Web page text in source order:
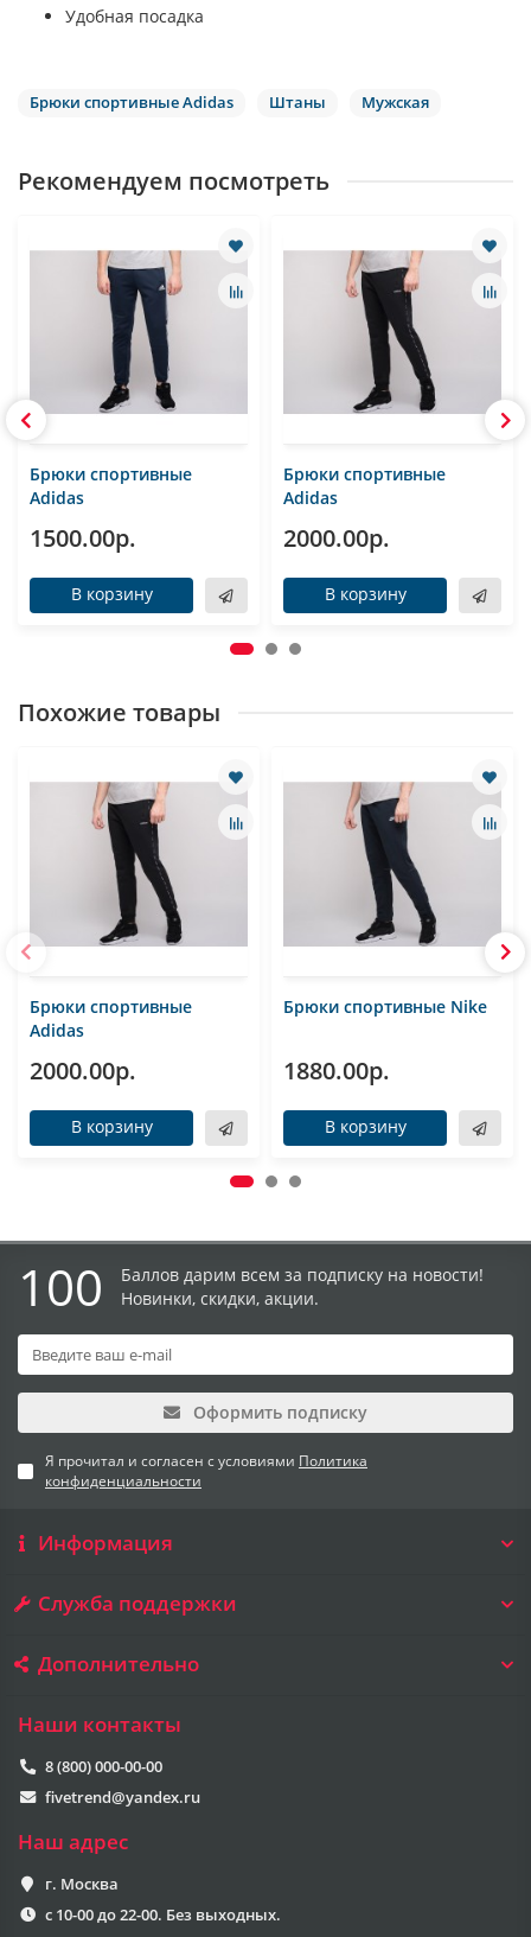
Удобная посадка
Брюки спортивные Adidas Штаны Мужская
Рекомендуем посмотреть
Брюки спортивные
Adidas
1500.00р.
В корзину
Брюки спортивные
Adidas
2000.00р.
В корзину
Похожие товары
Брюки спортивные
Adidas
2000.00р.
В корзину
Брюки спортивные Nike
1880.00р.
В корзину
100
Баллов дарим всем за подписку на новости!
Новинки, скидки, акции.
Оформить подписку
Я прочитал и согласен с условиями Политика
конфиденциальности
Информация
Служба поддержки
Дополнительно
Наши контакты
8 (800) 000-00-00
fivetrend@yandex.ru
Наш адрес
г. Москва
с 10-00 до 22-00. Без выходных.